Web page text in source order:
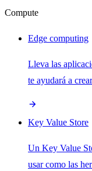
Compute
Edge computing
Lleva las
te ayudará a
Key Value Store
Un Key Value
usar como las